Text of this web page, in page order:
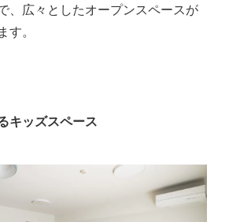
、広々としたオープンスペースが
す。
キッズスペース